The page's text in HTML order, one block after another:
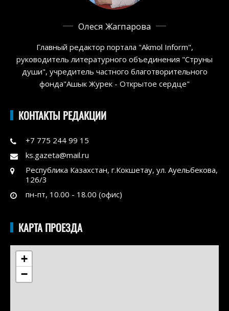
Олеся Жагпарова
Главный редактор портала "Akmol Inform",
руководитель литературного объединения "Струны
души", учредитель частного благотворительного
фонда"Ашык Журек - Открытое сердце"
КОНТАКТЫ РЕДАКЦИИ
+7 775 244 99 15
ks.gazeta@mail.ru
Республика Казахстан, г.Кокшетау, ул. Ауельбекова,
126/3
пн-пт, 10.00 - 18.00 (офис)
КАРТА ПРОЕЗДА
+
−